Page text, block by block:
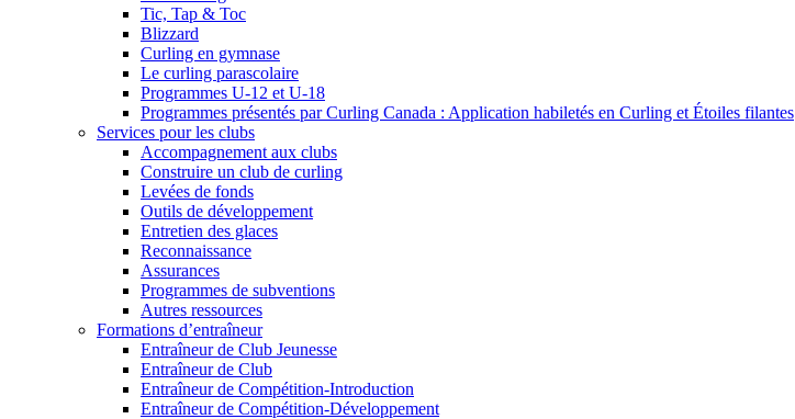
Tic, Tap & Toc
Blizzard
Curling en gymnase
Le curling parascolaire
Programmes U-12 et U-18
Programmes présentés par Curling Canada : Application habiletés en Curling et Étoiles filantes
Services pour les clubs
Accompagnement aux clubs
Construire un club de curling
Levées de fonds
Outils de développement
Entretien des glaces
Reconnaissance
Assurances
Programmes de subventions
Autres ressources
Formations d’entraîneur
Entraîneur de Club Jeunesse
Entraîneur de Club
Entraîneur de Compétition-Introduction
Entraîneur de Compétition-Développement